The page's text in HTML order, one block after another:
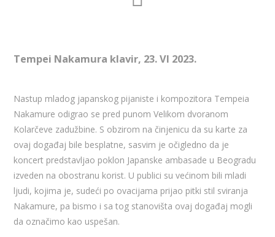
Tempei Nakamura klavir, 23. VI 2023.
Nastup mladog japanskog pijaniste i kompozitora Tempeia
Nakamure odigrao se pred punom Velikom dvoranom
Kolarčeve zadužbine. S obzirom na činjenicu da su karte za
ovaj događaj bile besplatne, sasvim je očigledno da je
koncert predstavljao poklon Japanske ambasade u Beogradu
izveden na obostranu korist. U publici su većinom bili mladi
ljudi, kojima je, sudeći po ovacijama prijao pitki stil sviranja
Nakamure, pa bismo i sa tog stanovišta ovaj događaj mogli
da označimo kao uspešan.